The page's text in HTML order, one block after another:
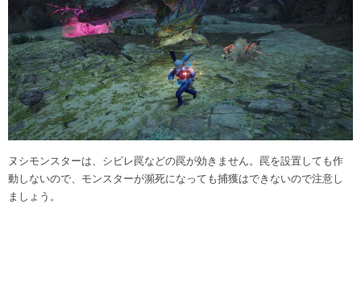
ヌシモンスターは、シビレ罠などの罠が効きません。罠を設置しても作
動しないので、モンスターが瀕死になっても捕獲はできないので注意し
ましょう。